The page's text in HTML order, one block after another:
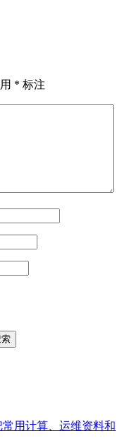
* 标注
用计算、运维资料和